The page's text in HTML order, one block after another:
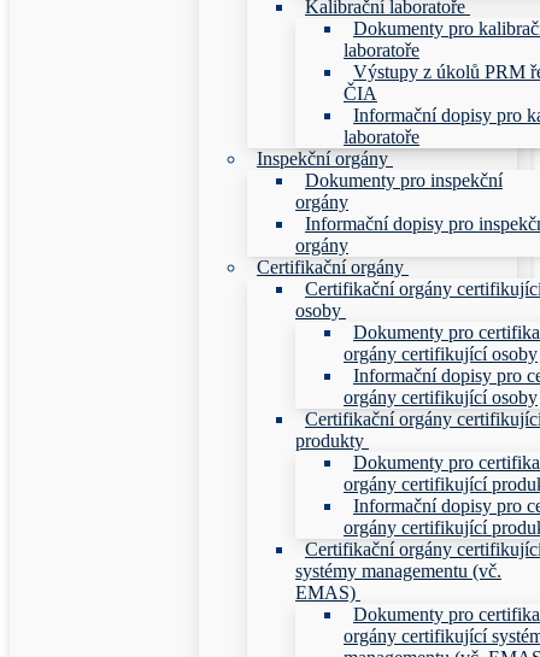
Kalibrační laboratoře
Dokumenty pro
laboratoře
Výstupy z úkolů PRM
ČIA
Informační dopisy pro
laboratoře
Inspekční orgány
Dokumenty pro inspekční
orgány
Informační dopisy pro
orgány
Certifikační orgány
Certifikační orgány
osoby
Dokumenty pro
orgány certifikující osoby
Informační dopisy pro
orgány certifikující osoby
Certifikační orgány
produkty
Dokumenty pro
orgány certifikující
Informační dopisy pro
orgány certifikující
Certifikační orgány
systémy managementu (vč.
EMAS)
Dokumenty pro
orgány certifikující